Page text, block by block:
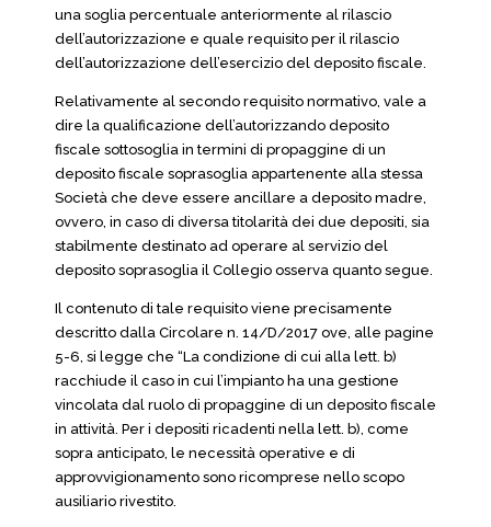
una soglia percentuale anteriormente al rilascio
dell’autorizzazione e quale requisito per il rilascio
dell’autorizzazione dell’esercizio del deposito fiscale.
Relativamente al secondo requisito normativo, vale a
dire la qualificazione dell’autorizzando deposito
fiscale sottosoglia in termini di propaggine di un
deposito fiscale soprasoglia appartenente alla stessa
Società che deve essere ancillare a deposito madre,
ovvero, in caso di diversa titolarità dei due depositi, sia
stabilmente destinato ad operare al servizio del
deposito soprasoglia il Collegio osserva quanto segue.
Il contenuto di tale requisito viene precisamente
descritto dalla Circolare n. 14/D/2017 ove, alle pagine
5-6, si legge che “La condizione di cui alla lett. b)
racchiude il caso in cui l’impianto ha una gestione
vincolata dal ruolo di propaggine di un deposito fiscale
in attività. Per i depositi ricadenti nella lett. b), come
sopra anticipato, le necessità operative e di
approvvigionamento sono ricomprese nello scopo
ausiliario rivestito.